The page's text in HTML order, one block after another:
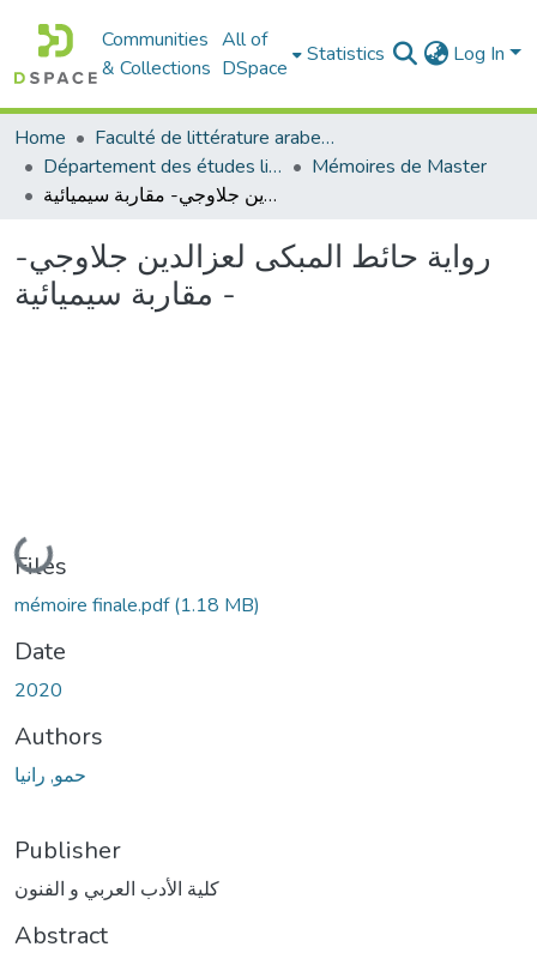
Communities
& Collections
All of
DSpace
Statistics Log In
Home
Faculté de littérature arabe et des arts
Département des études littéraires et critiques
Mémoires de Master
رواية حائط المبكى لعزالدين جلاوجي- مقاربة سيميائية -
رواية حائط المبكى لعزالدين جلاوجي-
مقاربة سيميائية -
Loading...
Files
mémoire finale.pdf(1.18 MB)
Date
2020
Authors
حمو, رانيا
Publisher
كلية الأدب العربي و الفنون
Abstract